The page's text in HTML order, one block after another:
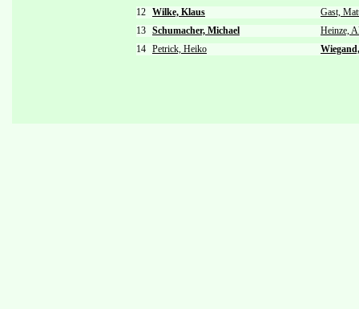
12 Wilke, Klaus
Gast,
13 Schumacher, Michael
Heinze,
14 Petrick, Heiko